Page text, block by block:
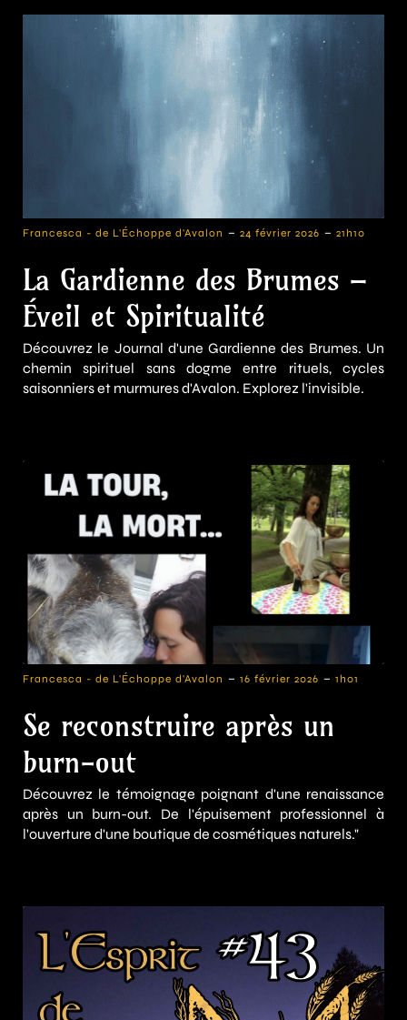
Francesca - de L'Échoppe d'Avalon - 24 février 2026 - 21h10
La Gardienne des Brumes –
Éveil et Spiritualité
Découvrez le Journal d'une Gardienne des Brumes. Un
chemin spirituel sans dogme entre rituels, cycles
saisonniers et murmures d'Avalon. Explorez l'invisible.
Francesca - de L'Échoppe d'Avalon - 16 février 2026 - 1h01
Se reconstruire après un
burn-out
Découvrez le témoignage poignant d'une renaissance
après un burn-out. De l'épuisement professionnel à
l'ouverture d'une boutique de cosmétiques naturels."